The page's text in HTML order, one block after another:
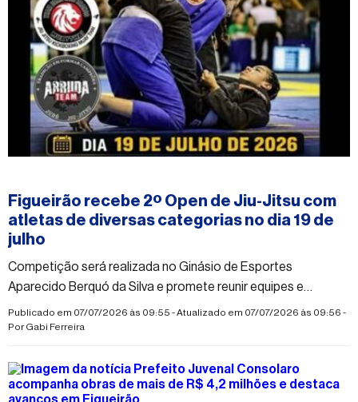
Figueirão recebe 2º Open de Jiu-Jitsu com
atletas de diversas categorias no dia 19 de
julho
Competição será realizada no Ginásio de Esportes
Aparecido Berquó da Silva e promete reunir equipes e
praticantes da modalidade em um dia de esporte, disciplina e
integração
Publicado em 07/07/2026 às 09:55 - Atualizado em 07/07/2026 às 09:56 -
PorGabi Ferreira